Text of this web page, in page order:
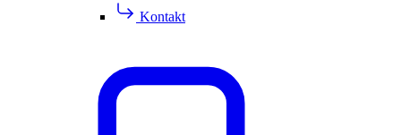
Kontakt